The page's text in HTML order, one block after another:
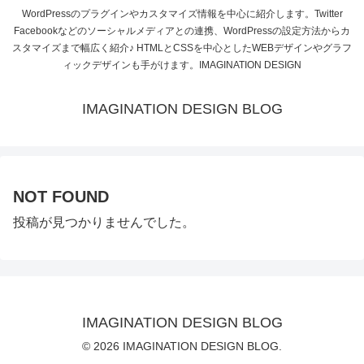
WordPressのプラグインやカスタマイズ情報を中心に紹介します。Twitter
Facebookなどのソーシャルメディアとの連携、WordPressの設定方法からカ
スタマイズまで幅広く紹介♪ HTMLとCSSを中心としたWEBデザインやグラフ
ィックデザインも手がけます。IMAGINATION DESIGN
IMAGINATION DESIGN BLOG
NOT FOUND
投稿が見つかりませんでした。
IMAGINATION DESIGN BLOG
© 2026 IMAGINATION DESIGN BLOG.